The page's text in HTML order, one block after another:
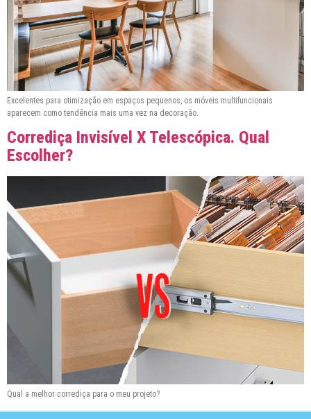
Excelentes para otimização em espaços pequenos, os móveis multifuncionais
aparecem como tendência mais uma vez na decoração.
Corrediça Invisível X Telescópica. Qual
Escolher?
Qual a melhor corrediça para o meu projeto?